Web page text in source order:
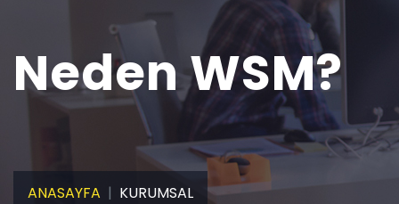
Neden WSM?
ANASAYFA KURUMSAL